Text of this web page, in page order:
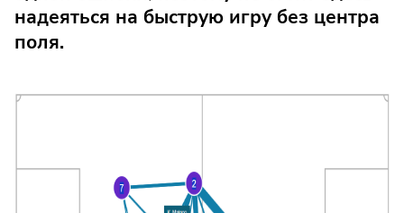
надеяться на быструю игру без центра
поля.